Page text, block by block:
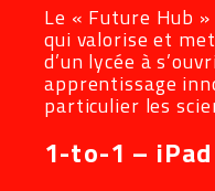
Le « Future Hub
qui valorise et
d’un lycée à
apprentissage
particulier les
1-to-1 –